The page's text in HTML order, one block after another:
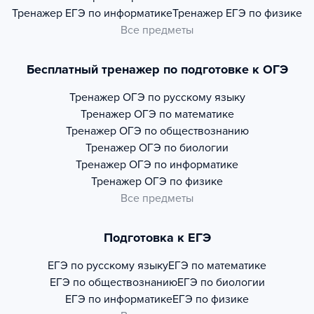
Тренажер ЕГЭ по информатикеТренажер ЕГЭ по физике
Все предметы
Бесплатный тренажер по подготовке к ОГЭ
Тренажер ОГЭ по русскому языку
Тренажер ОГЭ по математике
Тренажер ОГЭ по обществознанию
Тренажер ОГЭ по биологии
Тренажер ОГЭ по информатике
Тренажер ОГЭ по физике
Все предметы
Подготовка к ЕГЭ
ЕГЭ по русскому языкуЕГЭ по математике
ЕГЭ по обществознаниюЕГЭ по биологии
ЕГЭ по информатикеЕГЭ по физике